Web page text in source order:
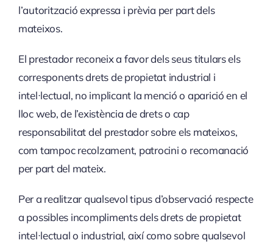
l’autorització expressa i prèvia per part dels
mateixos.
El prestador reconeix a favor dels seus titulars els
corresponents drets de propietat industrial i
intel·lectual, no implicant la menció o aparició en el
lloc web, de l’existència de drets o cap
responsabilitat del prestador sobre els mateixos,
com tampoc recolzament, patrocini o recomanació
per part del mateix.
Per a realitzar qualsevol tipus d’observació respecte
a possibles incompliments dels drets de propietat
intel·lectual o industrial, així como sobre qualsevol